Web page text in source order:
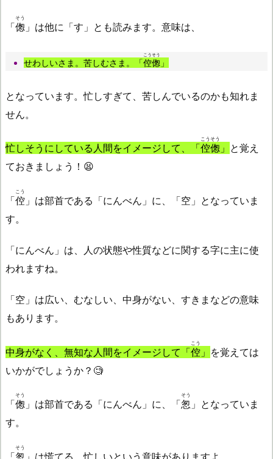
「偬
そう
」は他に「す」とも読みます。意味は、
せわしいさま。苦しむさま。「倥偬
こうそう
」
となっています。忙しすぎて、苦しんでいるのかも知れま
せん。
忙しそうにしている人間をイメージして、「倥偬
こうそう
」 と覚え
ておきましょう！😫
「倥
こう
」は部首である「にんべん」に、「空」となっていま
す。
「にんべん」は、人の状態や性質などに関する字に主に使
われますね。
「空」は広い、むなしい、中身がない、すきまなどの意味
もあります。
中身がなく、無知な人間をイメージして「倥
こう
」 を覚えては
いかがでしょうか？🧐
「偬
そう
」は部首である「にんべん」に、「怱
そう
」となっていま
す。
そう